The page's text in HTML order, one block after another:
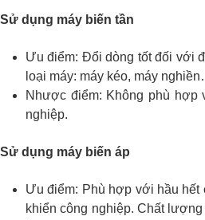
Sử dụng máy biến tần
Ưu điểm: Đổi dòng tốt đối với
loại máy: máy kéo, máy
Nhược điểm: Không phù hợp
nghiệp.
Sử dụng máy biến áp
Ưu điểm: Phù hợp với hầu hết
khiển công nghiệp. Chất